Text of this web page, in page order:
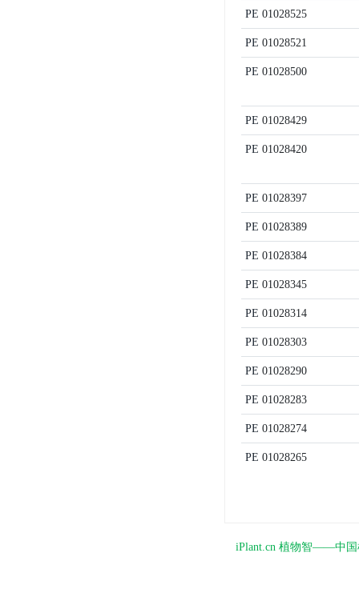
PE 01028525
PE 01028521
PE 01028500
PE 01028429
PE 01028420
PE 01028397
PE 01028389
PE 01028384
PE 01028345
PE 01028314
PE 01028303
PE 01028290
PE 01028283
PE 01028274
PE 01028265
iPlant.cn 植物智——中国